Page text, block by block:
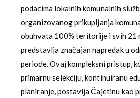
podacima lokalnih komunalnih
organizovanog prikupljanja
obuhvata 100% teritorije i svih 21
predstavlja značajan napredak u
periode. Ovaj kompleksni pristup,
primarnu selekciju, kontinuiranu
planiranje, postavlja Čajetinu kao